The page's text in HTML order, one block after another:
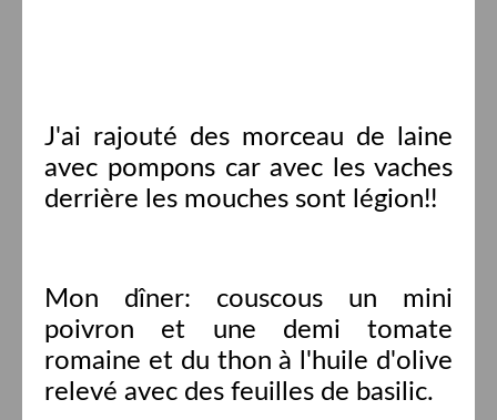
J'ai rajouté des morceau de laine
avec pompons car avec les vaches
derrière les mouches sont légion!!
Mon dîner: couscous un mini
poivron et une demi tomate
romaine et du thon à l'huile d'olive
relevé avec des feuilles de basilic.